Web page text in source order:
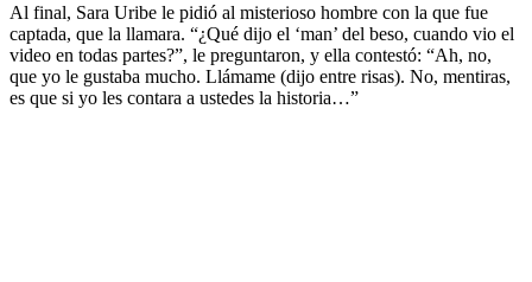
Al final, Sara Uribe le pidió al misterioso hombre con la que fue
captada, que la llamara. “¿Qué dijo el ‘man’ del beso, cuando vio el
video en todas partes?”, le preguntaron, y ella contestó: “Ah, no,
que yo le gustaba mucho. Llámame (dijo entre risas). No, mentiras,
es que si yo les contara a ustedes la historia…”